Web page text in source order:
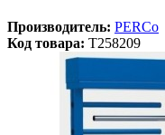
Производитель: PERCo
Код товара: T258209